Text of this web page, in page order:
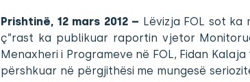
Prishtinë, 12 mars 2012 – Lëvizja FOL sot
ç”rast ka publikuar raportin vjetor
Menaxheri i Programeve në FOL, Fidan Kalaja
përshkuar në përgjithësi me mungesë